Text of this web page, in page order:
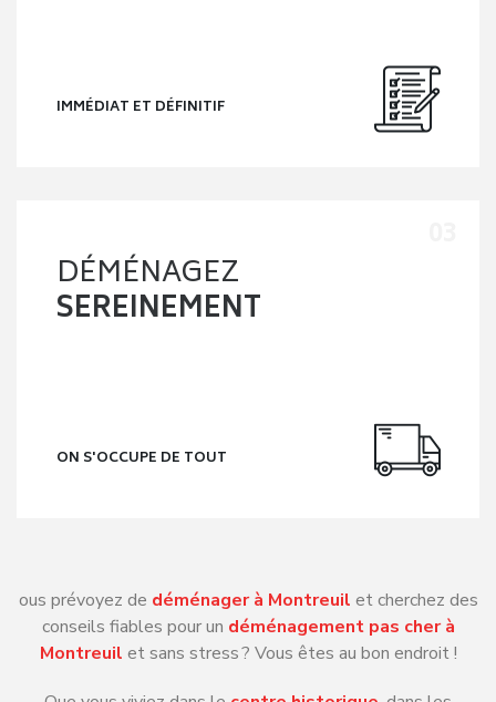
IMMÉDIAT ET DÉFINITIF
DÉMÉNAGEZ
SEREINEMENT
ON S'OCCUPE DE TOUT
ous prévoyez de déménager à Montreuil et cherchez des
conseils fiables pour un déménagement pas cher à
Montreuil et sans stress ? Vous êtes au bon endroit !